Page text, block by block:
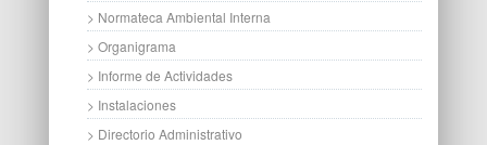
> Normateca Ambiental Interna
> Organigrama
> Informe de Actividades
> Instalaciones
> Directorio Administrativo